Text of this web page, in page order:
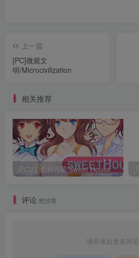
上一篇
[PC]微观文
明/Microcivilization
相关推荐
[PC]甜蜜消消屋/Sweet House
评论 抢沙发
请登录后发表评论